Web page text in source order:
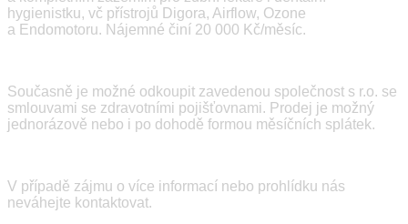
hygienistku, vč přístrojů Digora, Airflow, Ozone
a Endomotoru. Nájemné činí 20 000 Kč/měsíc.
Současně je možné odkoupit zavedenou společnost s r.o. se
smlouvami se zdravotními pojišťovnami. Prodej je možný
jednorázově nebo i po dohodě formou měsíčních splátek.
V případě zájmu o více informací nebo prohlídku nás
neváhejte kontaktovat.